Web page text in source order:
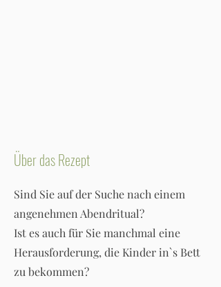
Über das Rezept
Sind Sie auf der Suche nach einem
angenehmen Abendritual?
Ist es auch für Sie manchmal eine
Herausforderung, die Kinder in`s Bett
zu bekommen?